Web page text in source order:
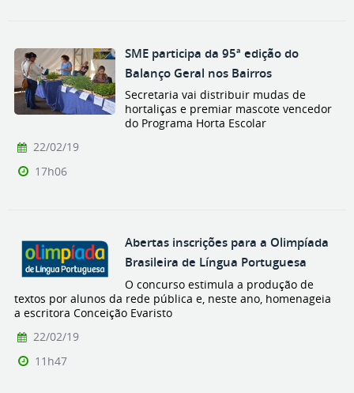
SME participa da 95ª edição do
Balanço Geral nos Bairros
Secretaria vai distribuir mudas de
hortaliças e premiar mascote vencedor
do Programa Horta Escolar
22/02/19
17h06
Abertas inscrições para a Olimpíada
Brasileira de Língua Portuguesa
O concurso estimula a produção de
textos por alunos da rede pública e, neste ano, homenageia
a escritora Conceição Evaristo
22/02/19
11h47